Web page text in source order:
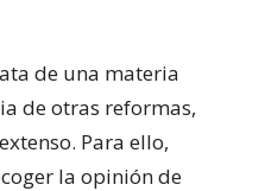
de una materia
de otras reformas,
Para ello,
la opinión de